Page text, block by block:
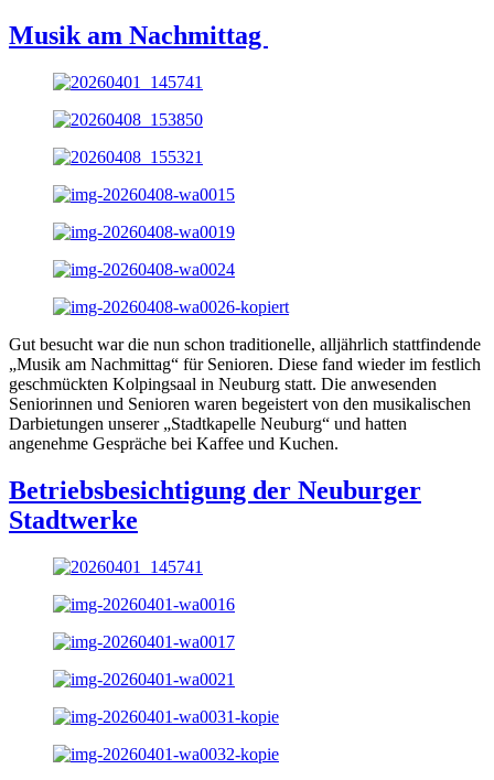
Musik am Nachmittag
Gut besucht war die nun schon traditionelle, alljährlich stattfindende
„Musik am Nachmittag“ für Senioren. Diese fand wieder im festlich
geschmückten Kolpingsaal in Neuburg statt. Die anwesenden
Seniorinnen und Senioren waren begeistert von den musikalischen
Darbietungen unserer „Stadtkapelle Neuburg“ und hatten
angenehme Gespräche bei Kaffee und Kuchen.
Betriebsbesichtigung der Neuburger
Stadtwerke